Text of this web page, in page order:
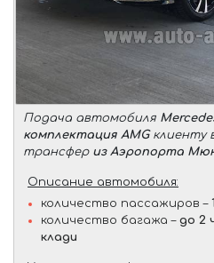
Подача автомобиля
комплектация AMGклиенту
трансфер из Аэропорта
Описание автомобиля:
количество пассажиров –
количество багажа – до 2
клади